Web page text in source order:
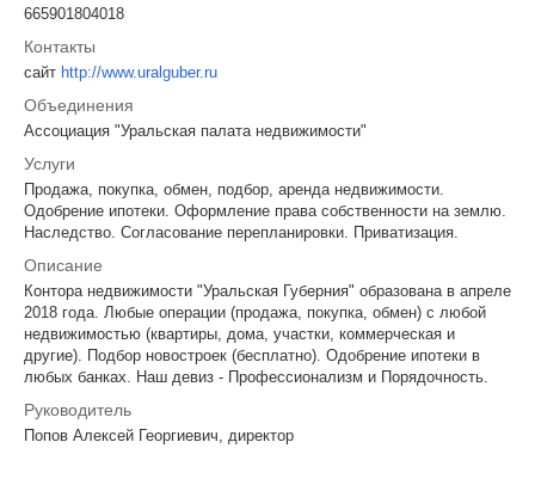
665901804018
Контакты
сайт http://www.uralguber.ru
Объединения
Ассоциация "Уральская палата недвижимости"
Услуги
Продажа, покупка, обмен, подбор, аренда недвижимости.
Одобрение ипотеки. Оформление права собственности на землю.
Наследство. Согласование перепланировки. Приватизация.
Описание
Контора недвижимости "Уральская Губерния" образована в апреле
2018 года. Любые операции (продажа, покупка, обмен) с любой
недвижимостью (квартиры, дома, участки, коммерческая и
другие). Подбор новостроек (бесплатно). Одобрение ипотеки в
любых банках. Наш девиз - Профессионализм и Порядочность.
Руководитель
Попов Алексей Георгиевич, директор